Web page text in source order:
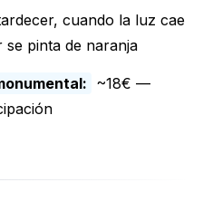
cuando la luz cae
pinta de naranja
~18€ —